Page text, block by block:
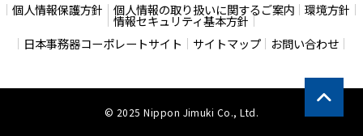
個人情報保護方針 個人情報の取り扱いに関するご案内 環境方針
情報セキュリティ基本方針
日本事務器コーポレートサイト
サイトマップ お問い合わせ
© 2025 Nippon Jimuki Co., Ltd.